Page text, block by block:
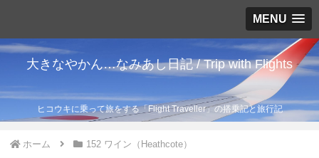
MENU
大きなやかん…なみあし日記 / Trip with Flights
ヒコウキに乗って旅をする「Flight Traveller」の搭乗記と旅行記
ホーム 152 ワイン（Heathcote）